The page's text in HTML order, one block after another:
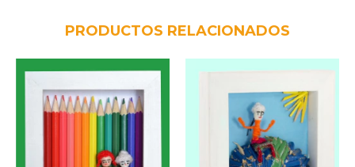
PRODUCTOS RELACIONADOS